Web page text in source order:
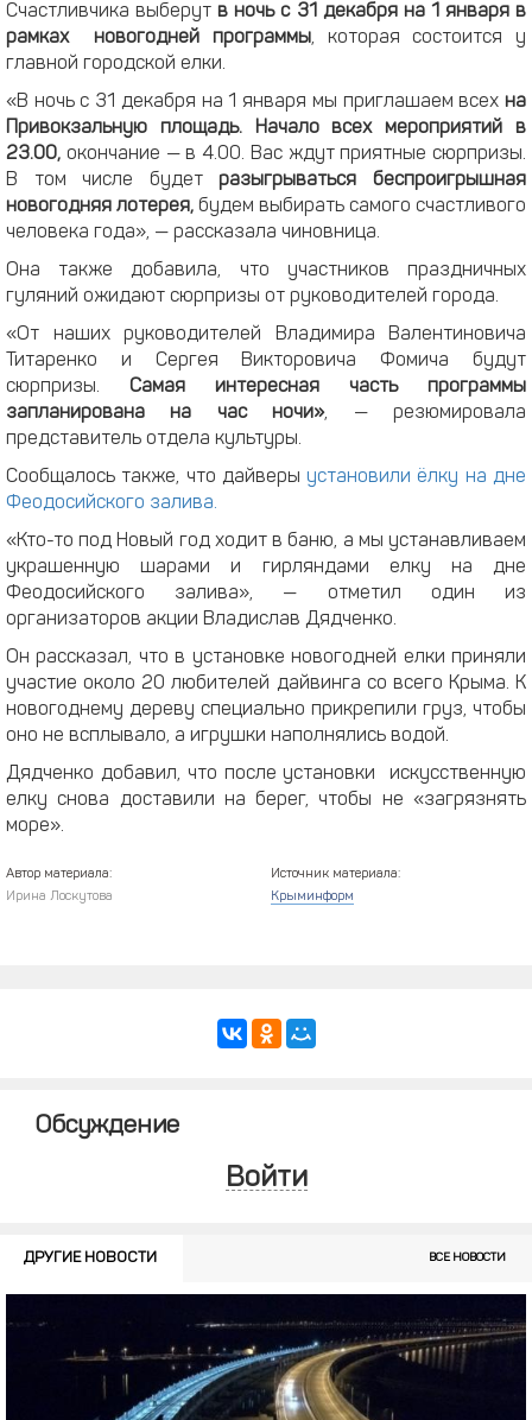
Счастливчика выберут в ночь с 31 декабря на 1 января в
рамках новогодней программы, которая состоится у
главной городской елки.
«В ночь с 31 декабря на 1 января мы приглашаем всех на
Привокзальную площадь. Начало всех мероприятий в
23.00, окончание — в 4.00. Вас ждут приятные сюрпризы.
В том числе будетразыгрываться беспроигрышная
новогодняя лотерея, будем выбирать самого счастливого
человека года», — рассказала чиновница.
Она также добавила, что участников праздничных
гуляний ожидают сюрпризы от руководителей города.
«От наших руководителей Владимира Валентиновича
Титаренко и Сергея Викторовича Фомича будут
сюрпризы. Самая интересная часть программы
запланирована на час ночи», — резюмировала
представитель отдела культуры.
Сообщалось также, что дайверыустановили ёлку на дне
Феодосийского залива.
«Кто-то под Новый год ходит в баню, а мы устанавливаем
украшенную шарами и гирляндами елку на дне
Феодосийского залива», — отметил один из
организаторов акции Владислав Дядченко.
Он рассказал, что в установке новогодней елки приняли
участие около 20 любителей дайвинга со всего Крыма. К
новогоднему дереву специально прикрепили груз, чтобы
оно не всплывало, а игрушки наполнялись водой.
Дядченко добавил, что после установки искусственную
елку снова доставили на берег, чтобы не «загрязнять
море».
Автор материала:
Ирина Лоскутова
Источник материала:
Крыминформ
Обсуждение
Войти
ДРУГИЕ НОВОСТИ ВСЕ НОВОСТИ